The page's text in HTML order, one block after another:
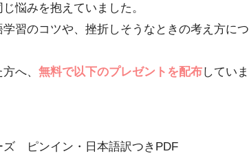
悩みを抱えていました。
習のコツや、挫折しそうなときの考え方につ
方へ、無料で以下のプレゼントを配布していま
ズ ピンイン・日本語訳つきPDF